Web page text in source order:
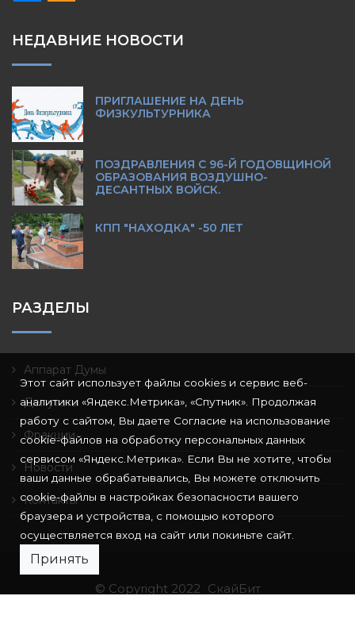
НЕДАВНИЕ НОВОСТИ
ПРИГЛАШЕНИЕ НА ДЕНЬ
ФИЗКУЛЬТУРНИКА
ПОЗДРАВЛЕНИЯ С 96-Й ГОДОВЩИНОЙ
ОБРАЗОВАНИЯ ВОЗДУШНО-
ДЕСАНТНЫХ ВОЙСК.
КПП "НАХОДКА" -50 ЛЕТ
РАЗДЕЛЫ
Аппарат Думы
Депутаты
Фракции
Новости
Контакты
© Copyright 2022 СкайБит
Этот сайт использует файлы cookies и сервис веб-
аналитики «Яндекс.Метрика», «Спутник». Продолжая
работу с сайтом, Вы даете Согласие на использование
cookie-файлов на обработку персональных данных
сервисом «Яндекс.Метрика». Если Вы не хотите, чтобы
ваши данные обрабатывались, Вы можете отключить
cookie-файлы в настройках безопасности вашего
браузера и устройства, с помощью которого
осуществляется вход на сайт или покиньте сайт.
Принять